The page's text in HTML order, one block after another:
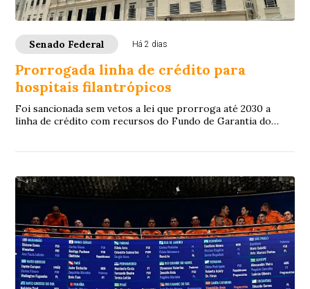
Senado Federal Há 2 dias
Prorrogada linha de crédito para
hospitais filantrópicos
Foi sancionada sem vetos a lei que prorroga até 2030 a
linha de crédito com recursos do Fundo de Garantia do